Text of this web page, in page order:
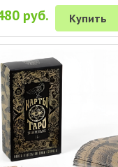
руб. Купить